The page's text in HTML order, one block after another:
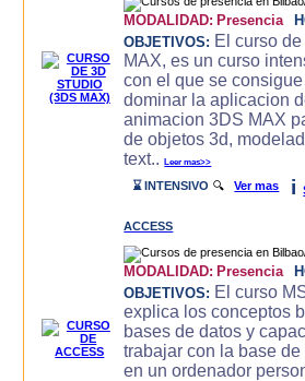
MODALIDAD: Presencia
OBJETIVOS: El curso
MAX, es un curso
con el que se
dominar la aplicacion
animacion 3DS MAX
de objetos 3d,
text..Leer mas>>
⌛ INTENSIVO 🔍Ver mas i
ACCESS
MODALIDAD: Presencia
OBJETIVOS: El curso
explica los conceptos
bases de datos y
trabajar con la base
en un ordenador